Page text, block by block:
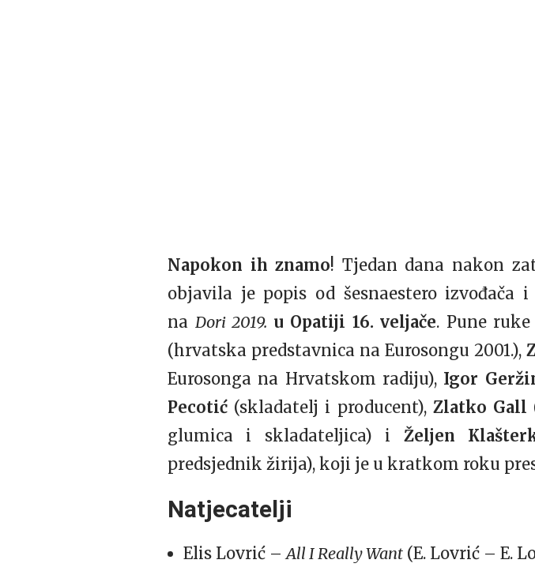
Napokon ih znamo! Tjedan dana nakon
objavila je popis od šesnaestero izvođača
na Dori 2019. u Opatiji 16. veljače. Pune
(hrvatska predstavnica na Eurosongu 2001.),
Eurosonga na Hrvatskom radiju), Igor
Pecotić (skladatelj i producent), Zlatko Gall
glumica i skladateljica) i Željen
predsjednik žirija), koji je u kratkom roku
Natjecatelji
Elis Lovrić –All I Really Want (E. Lovrić – E.